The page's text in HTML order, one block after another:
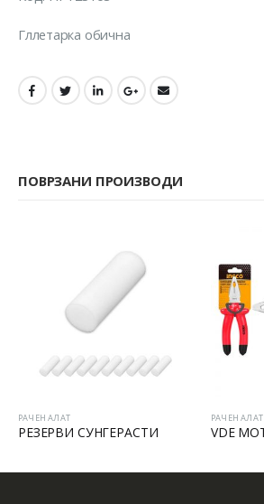
Гллетарка обична
ПОВРЗАНИ ПРОИЗВОДИ
РАЧЕН АЛАТ
РЕЗЕРВИ СУНГЕРАСТИ
РАЧЕН АЛАТ